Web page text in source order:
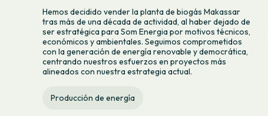
Hemos decidido vender la planta de biogás Makassar
tras más de una década de actividad, al haber dejado de
ser estratégica para Som Energia por motivos técnicos,
económicos y ambientales. Seguimos comprometidos
con la generación de energía renovable y democrática,
centrando nuestros esfuerzos en proyectos más
alineados con nuestra estrategia actual.
Producción de energía